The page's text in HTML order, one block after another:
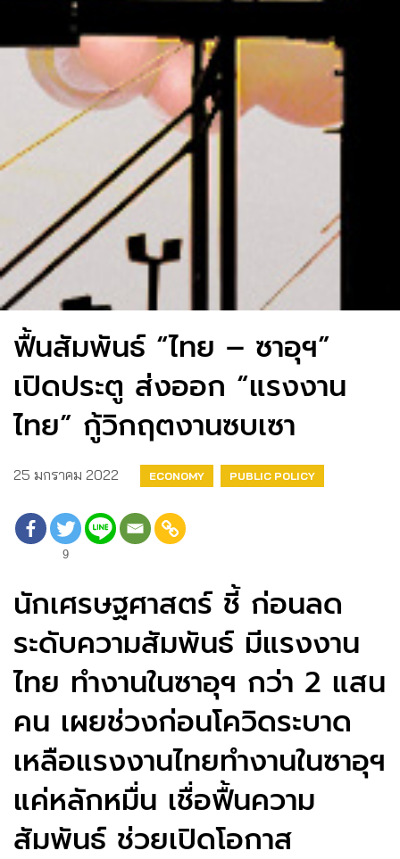
ฟื้นสัมพันธ์ “ไทย – ซาอุฯ”
เปิดประตู ส่งออก “แรงงาน
ไทย” กู้วิกฤตงานซบเซา
25 มกราคม 2022 ECONOMY PUBLIC POLICY
9
นักเศรษฐศาสตร์ ชี้ ก่อนลด
ระดับความสัมพันธ์ มีแรงงาน
ไทย ทำงานในซาอุฯ กว่า 2 แสน
คน เผยช่วงก่อนโควิดระบาด
เหลือแรงงานไทยทำงานในซาอุฯ
แค่หลักหมื่น เชื่อฟื้นความ
สัมพันธ์ ช่วยเปิดโอกาส